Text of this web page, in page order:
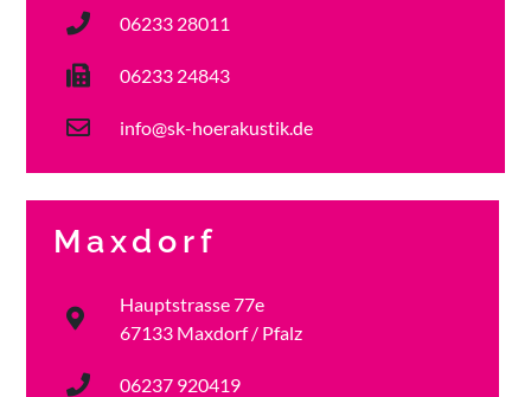
06233 28011
06233 24843
info@sk-hoerakustik.de
Maxdorf
Hauptstrasse 77e
67133 Maxdorf / Pfalz
06237 920419